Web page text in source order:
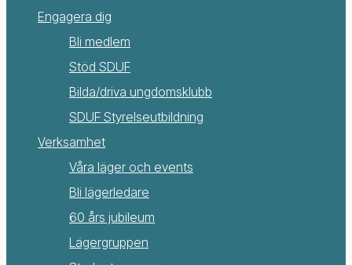
Engagera dig
Bli medlem
Stöd SDUF
Bilda/driva ungdomsklubb
SDUF Styrelseutbildning
Verksamhet
Våra läger och events
Bli lägerledare
60 års jubileum
Lägergruppen